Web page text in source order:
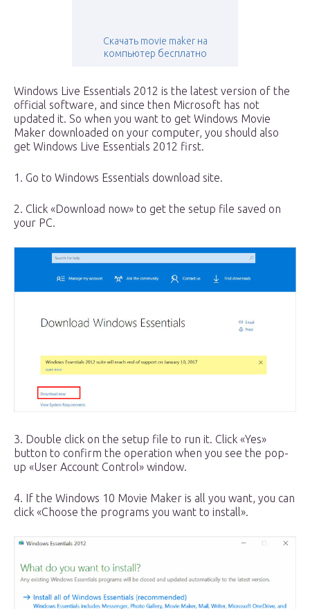
Скачать movie maker на
компьютер бесплатно
Windows Live Essentials 2012 is the latest version of the
official software, and since then Microsoft has not
updated it. So when you want to get Windows Movie
Maker downloaded on your computer, you should also
get Windows Live Essentials 2012 first.
1. Go to Windows Essentials download site.
2. Click «Download now» to get the setup file saved on
your PC.
3. Double click on the setup file to run it. Click «Yes»
button to confirm the operation when you see the pop-
up «User Account Control» window.
4. If the Windows 10 Movie Maker is all you want, you can
click «Choose the programs you want to install».